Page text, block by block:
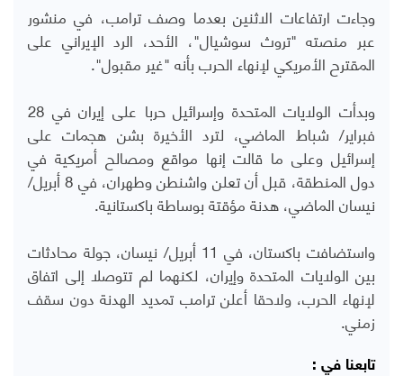
وجاءت ارتفاعات الاثنين بعدما وصف ترامب، في منشور
عبر منصته "تروث سوشيال"، الأحد، الرد الإيراني على
المقترح الأمريكي لإنهاء الحرب بأنه "غير مقبول".
وبدأت الولايات المتحدة وإسرائيل حربا على إيران في 28
فبراير/ شباط الماضي، لترد الأخيرة بشن هجمات على
إسرائيل وعلى ما قالت إنها مواقع ومصالح أمريكية في
دول المنطقة، قبل أن تعلن واشنطن وطهران، في 8 أبريل/
نيسان الماضي، هدنة مؤقتة بوساطة باكستانية.
واستضافت باكستان، في 11 أبريل/ نيسان، جولة محادثات
بين الولايات المتحدة وإيران، لكنهما لم تتوصلا إلى اتفاق
لإنهاء الحرب، ولاحقا أعلن ترامب تمديد الهدنة دون سقف
زمني.
تابعنا في :